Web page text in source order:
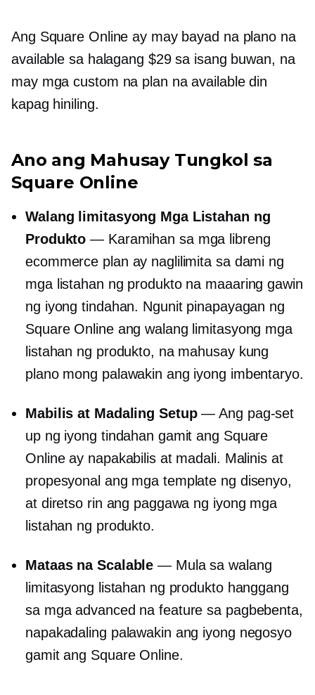
Ang Square Online ay may bayad na plano na
available sa halagang $29 sa isang buwan, na
may mga custom na plan na available din
kapag hiniling.
Ano ang Mahusay Tungkol sa
Square Online
Walang limitasyong Mga Listahan ng
Produkto — Karamihan sa mga libreng
ecommerce plan ay naglilimita sa dami ng
mga listahan ng produkto na maaaring gawin
ng iyong tindahan. Ngunit pinapayagan ng
Square Online ang walang limitasyong mga
listahan ng produkto, na mahusay kung
plano mong palawakin ang iyong imbentaryo.
Mabilis at Madaling Setup— Ang pag-set
up ng iyong tindahan gamit ang Square
Online ay napakabilis at madali. Malinis at
propesyonal ang mga template ng disenyo,
at diretso rin ang paggawa ng iyong mga
listahan ng produkto.
Mataas na Scalable — Mula sa walang
limitasyong listahan ng produkto hanggang
sa mga advanced na feature sa pagbebenta,
napakadaling palawakin ang iyong negosyo
gamit ang Square Online.